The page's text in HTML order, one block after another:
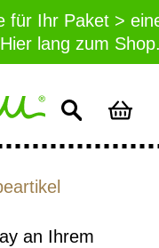
für Ihr Paket >
lang zum
an Ihrem